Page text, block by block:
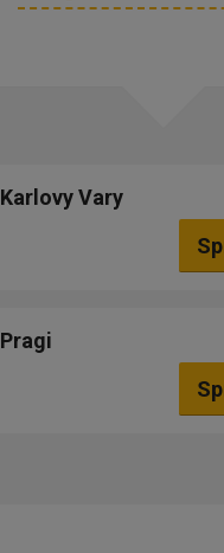
Karlovy Vary
Pragi